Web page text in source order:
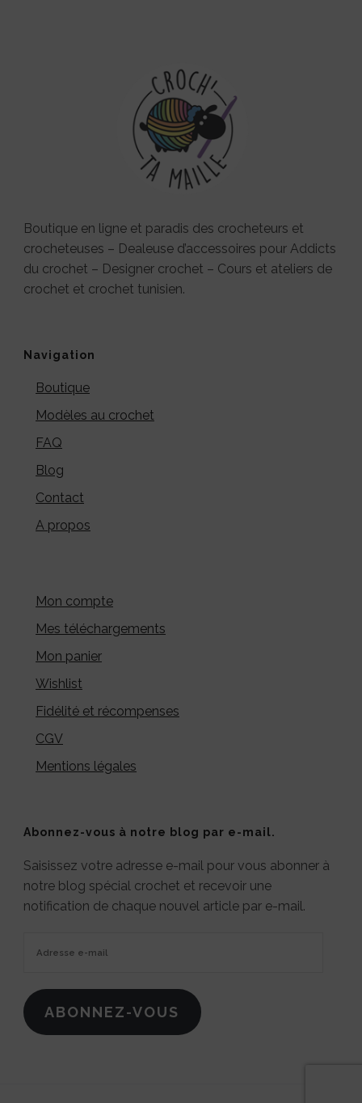
Boutique en ligne et paradis des crocheteurs et
crocheteuses – Dealeuse d’accessoires pour Addicts
du crochet – Designer crochet – Cours et ateliers de
crochet et crochet tunisien.
Navigation
Boutique
Modèles au crochet
FAQ
Blog
Contact
A propos
Mon compte
Mes téléchargements
Mon panier
Wishlist
Fidélité et récompenses
CGV
Mentions légales
Abonnez-vous à notre blog par e-mail.
Saisissez votre adresse e-mail pour vous abonner à
notre blog spécial crochet et recevoir une
notification de chaque nouvel article par e-mail.
ABONNEZ-VOUS